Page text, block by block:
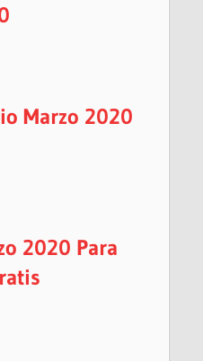
Marzo 2020
2020 Para